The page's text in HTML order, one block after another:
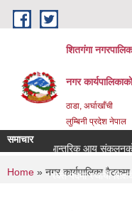
Skip to main content
शितगंगा
नगर
ठाडा, अर्घाखाँची
लुम्बिनी प्रदेश नेपाल
समाचार
आन्तरिक आय संकलनको
रिक्त पदमा स्थायी
You are here
Home » नगर कार्यपालिका